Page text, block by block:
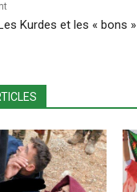
Kurdes et les « bons »